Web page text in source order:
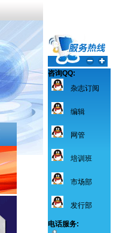
咨询QQ:
杂志订阅
编辑
网管
培训班
市场部
发行部
电话服务: